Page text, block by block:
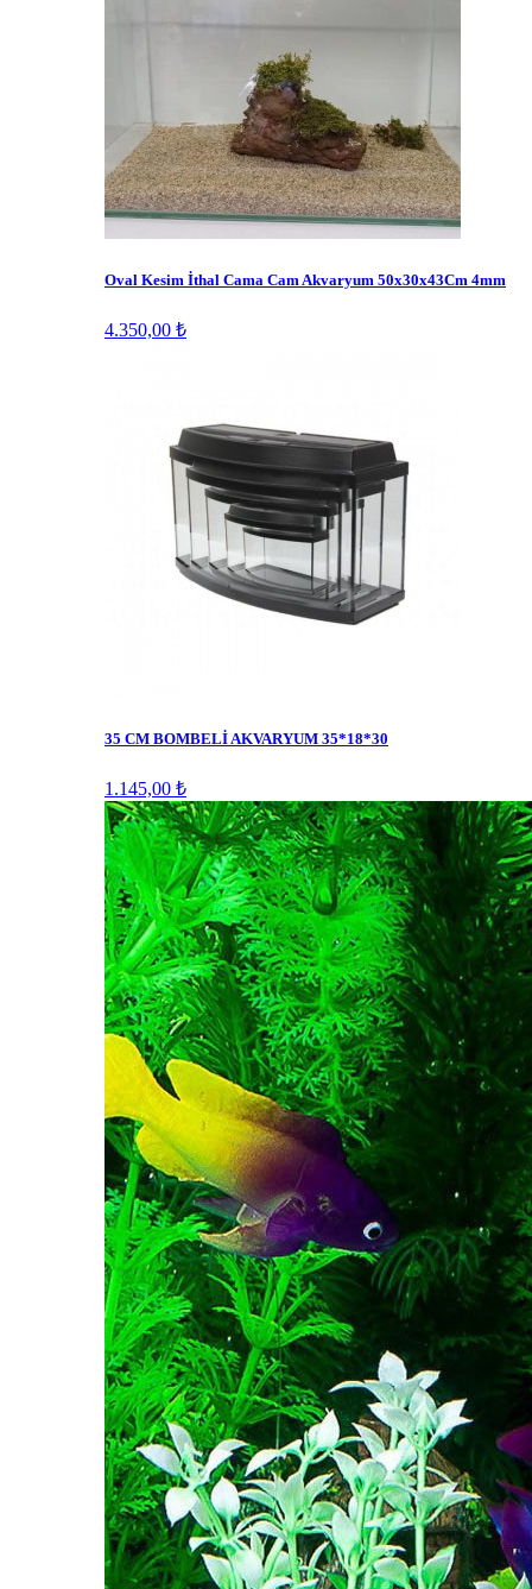
Oval Kesim İthal Cama Cam Akvaryum 50x30x43Cm 4mm
4.350,00 ₺
35 CM BOMBELİ AKVARYUM 35*18*30
1.145,00 ₺